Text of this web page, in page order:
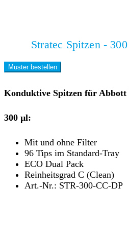
Stratec Spitzen -
Muster bestellen
Konduktive Spitzen für Abbott
300 µl:
Mit und ohne Filter
96 Tips im Standard-Tray
ECO Dual Pack
Reinheitsgrad C (Clean)
Art.-Nr.: STR-300-CC-DP